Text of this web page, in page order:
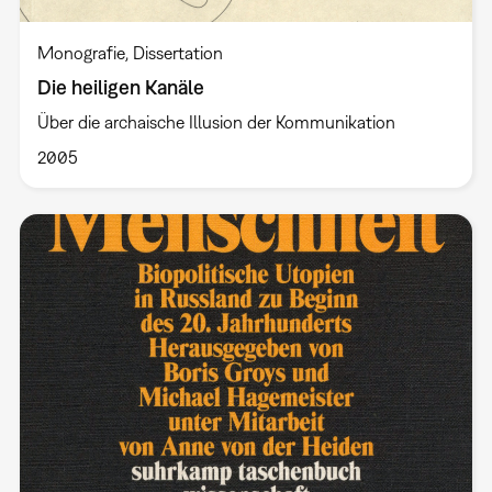
Monografie Dissertation
Die heiligen Kanäle
Über die archaische Illusion der Kommunikation
2005